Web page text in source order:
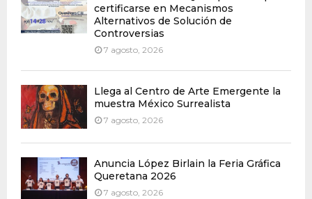
certificarse en Mecanismos
Alternativos de Solución de
Controversias
7 agosto, 2026
Llega al Centro de Arte Emergente la
muestra México Surrealista
7 agosto, 2026
Anuncia López Birlain la Feria Gráfica
Queretana 2026
7 agosto, 2026